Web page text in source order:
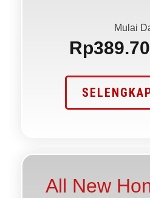
Mulai
All New